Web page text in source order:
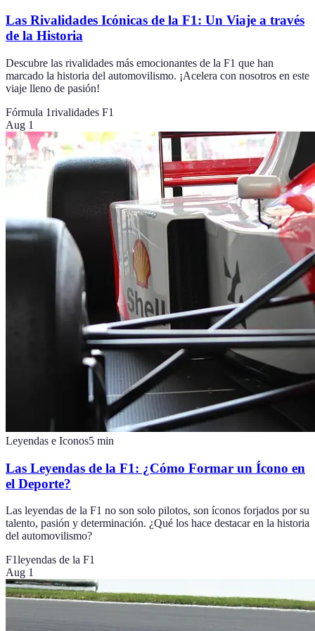
Las Rivalidades Icónicas de la F1: Un Viaje a través
de la Historia
Descubre las rivalidades más emocionantes de la F1 que han
marcado la historia del automovilismo. ¡Acelera con nosotros en este
viaje lleno de pasión!
Fórmula 1rivalidades F1
Aug 1
Leyendas e Iconos5 min
Las Leyendas de la F1: ¿Cómo Formar un Ícono en
el Deporte?
Las leyendas de la F1 no son solo pilotos, son íconos forjados por su
talento, pasión y determinación. ¿Qué los hace destacar en la historia
del automovilismo?
F1leyendas de la F1
Aug 1